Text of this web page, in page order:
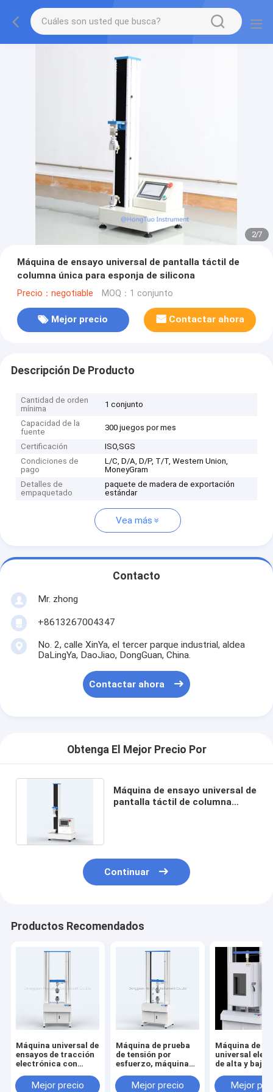
2/7
Máquina de ensayo universal de pantalla táctil de
columna única para esponja de silicona
Precio：negotiable MOQ：1 conjunto
Mejor precio Contactar ahora
Descripción De Producto
Cantidad de orden
mínima
1 conjunto
Capacidad de la
fuente
300 juegos por mes
Certificación
ISO,SGS
Condiciones de
pago
L/C, D/A, D/P, T/T, Western Union,
MoneyGram
Detalles de
empaquetado
paquete de madera de exportación
estándar
Vea más
Contacto
Mr. zhong
+8613267004347
No. 2, calle XinYa, el tercer parque industrial, aldea
DaLingYa, DaoJiao, DongGuan, China.
Contactar ahora
Obtenga El Mejor Precio Por
Máquina de ensayo universal de
pantalla táctil de columna
Continuar
Productos Recomendados
Máquina universal de
ensayos de tracción
electrónica con
computadora,
Mejor precio
Máquina de prueba
de tensión por
esfuerzo, máquina
tracción textil
Mejor precio
Máquina de
universal
de alta y baja
controlada
Mejor